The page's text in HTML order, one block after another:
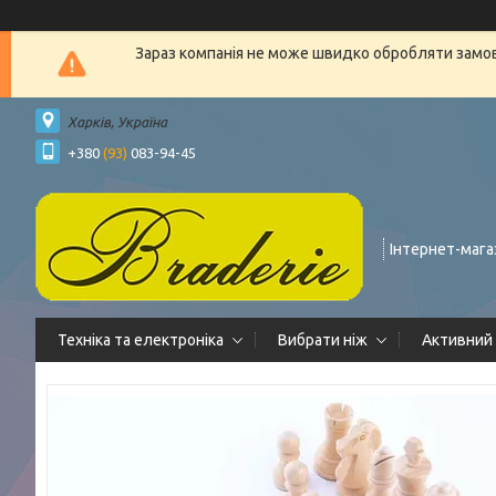
Зараз компанія не може швидко обробляти
Харків, Україна
+380 (93) 083-94-45
Інтернет-
Техніка та електроніка Вибрати ніж Активний